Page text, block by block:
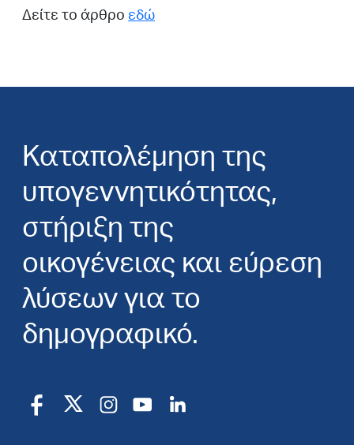
Δείτε το άρθρο εδώ
Καταπολέμηση της
υπογεννητικότητας,
στήριξη της
οικογένειας και εύρεση
λύσεων για το
δημογραφικό.